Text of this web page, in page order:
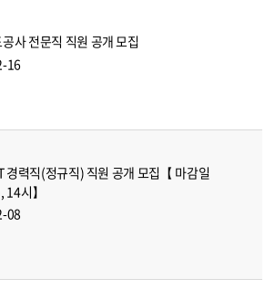
사 전문직 직원 공개 모집
16
경력직(정규직) 직원 공개 모집【 마감일
시】
08